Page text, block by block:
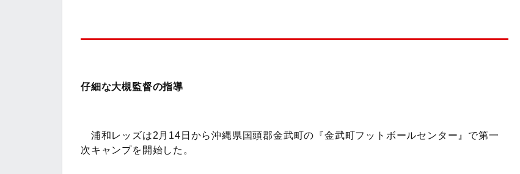
仔細な大槻監督の指導
浦和レッズは2月14日から沖縄県国頭郡金武町の『金武町フットボールセンター』で第一
次キャンプを開始した。